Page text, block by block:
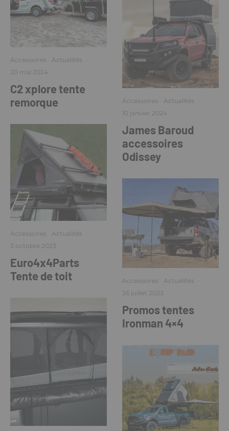
Accessoires Actualités ·
20 mai 2024
C2 xplore tente
remorque
Accessoires Actualités ·
3 octobre 2023
Euro4x4Parts
Tente de toit
Accessoires Actualités ·
10 janvier 2024
James Baroud
accessoires
Odissey
Accessoires Actualités ·
26 juillet 2023
Promos tentes
Ironman 4×4